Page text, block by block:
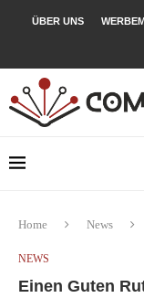
ÜBER UNS
Home News
NEWS
Einen Guten